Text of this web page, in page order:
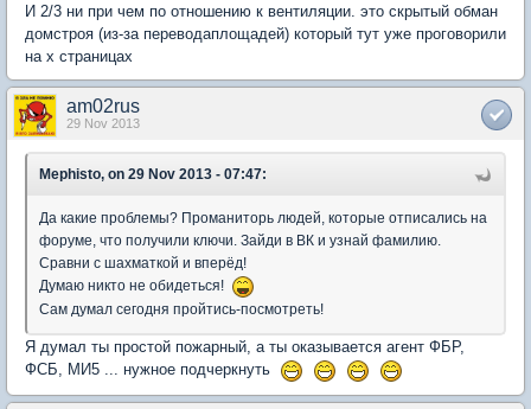
И 2/3 ни при чем по отношению к вентиляции. это скрытый обман
домстроя (из-за переводаплощадей) который тут уже проговорили
на х страницах
am02rus
29 Nov 2013
Mephisto, on 29 Nov 2013 - 07:47:
Да какие проблемы? Проманиторь людей, которые отписались на
форуме, что получили ключи. Зайди в ВК и узнай фамилию.
Сравни с шахматкой и вперёд!
Думаю никто не обидеться!
Сам думал сегодня пройтись-посмотреть!
Я думал ты простой пожарный, а ты оказывается агент ФБР,
ФСБ, МИ5 ... нужное подчеркнуть